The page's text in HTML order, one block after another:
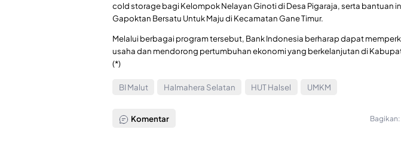
cold storage bagi Kelompok Nelayan Ginoti di Desa Pigaraja, serta bantuan
Gapoktan Bersatu Untuk Maju di Kecamatan Gane Timur.
Melalui berbagai program tersebut, Bank Indonesia berharap dapat
usaha dan mendorong pertumbuhan ekonomi yang berkelanjutan di
(*)
BI Malut Halmahera Selatan HUT Halsel UMKM
Komentar Bagikan: